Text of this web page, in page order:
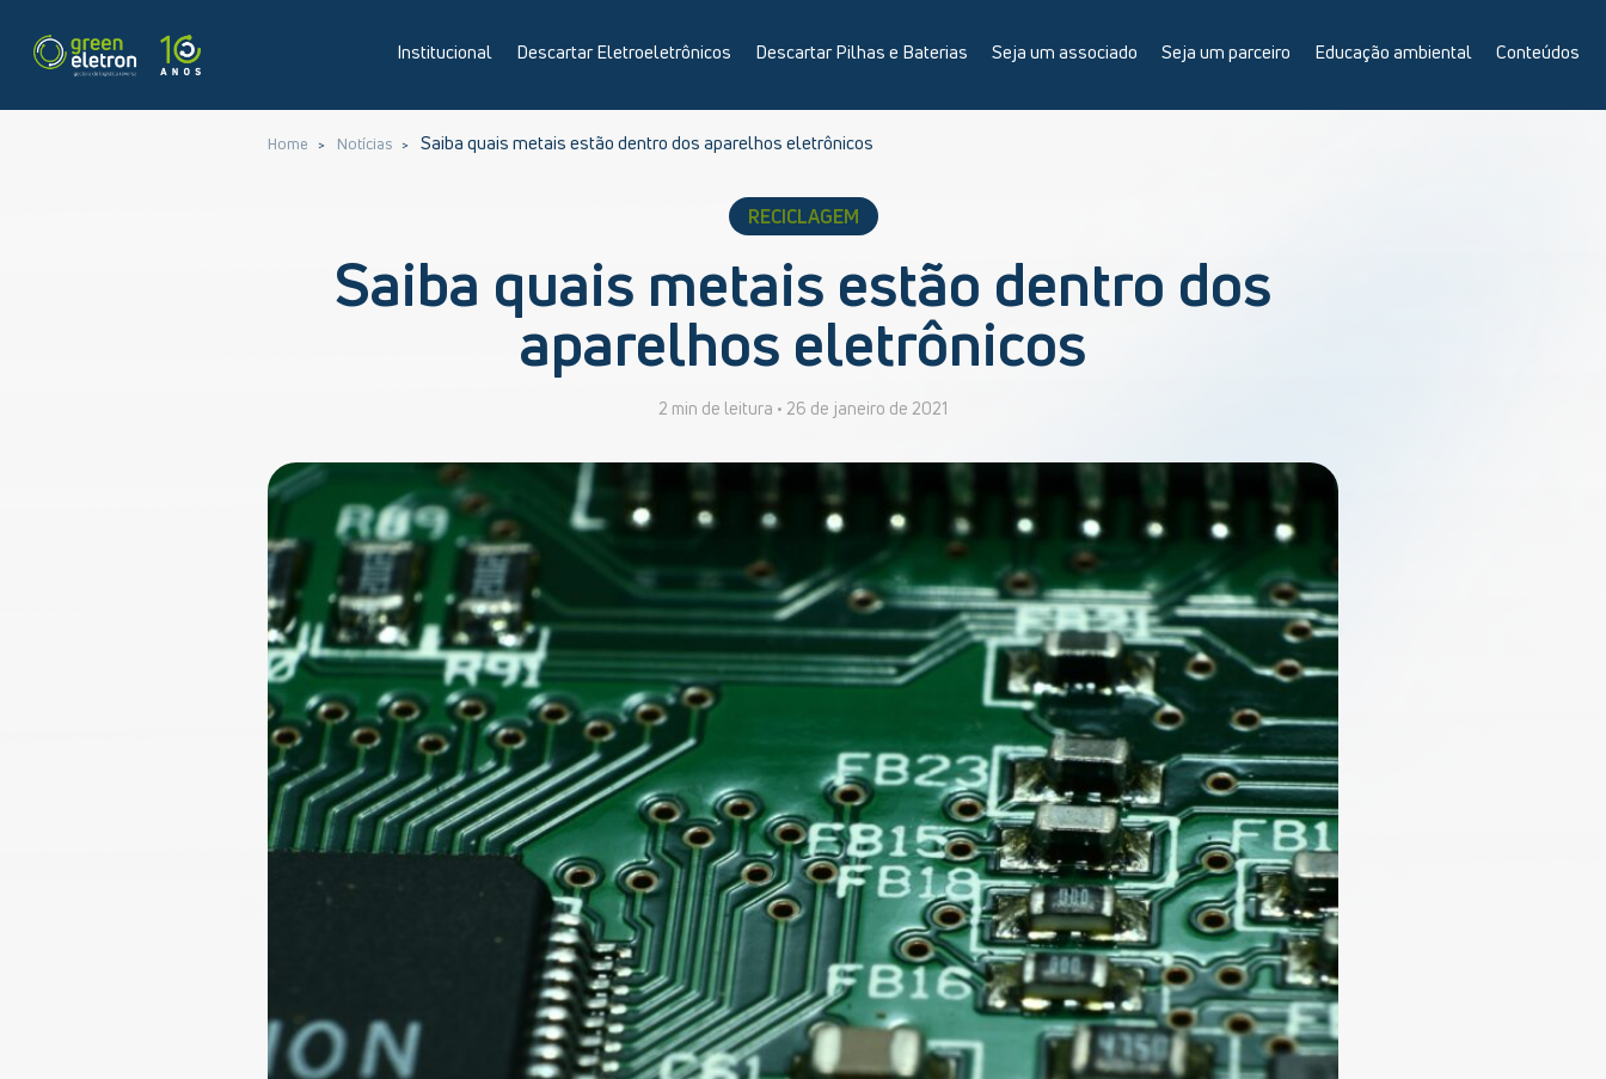
Institucional Descartar Eletroeletrônicos Descartar Pilhas e Baterias Seja um associado Seja um parceiro Educação ambiental Conteúdos
Home Notícias Saiba quais metais estão dentro dos aparelhos eletrônicos
RECICLAGEM
Saiba quais metais estão dentro dos
aparelhos eletrônicos
2 min de leitura • 26 de janeiro de 2021